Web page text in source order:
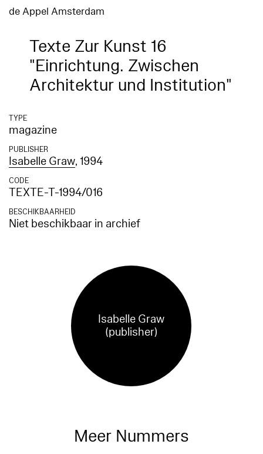
de Appel Amsterdam
Texte Zur Kunst 16
"Einrichtung. Zwischen
Architektur und Institution"
TYPE
magazine
PUBLISHER
Isabelle Graw, 1994
CODE
TEXTE-T-1994/016
BESCHIKBAARHEID
Niet beschikbaar in archief
Isabelle Graw
(publisher)
Meer Nummers